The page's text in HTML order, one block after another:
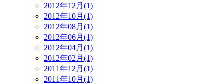
2012年12月(1)
2012年10月(1)
2012年08月(1)
2012年06月(1)
2012年04月(1)
2012年02月(1)
2011年12月(1)
2011年10月(1)